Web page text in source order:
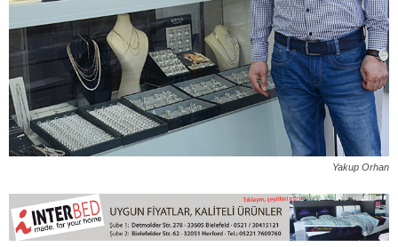
Yakup Orhan